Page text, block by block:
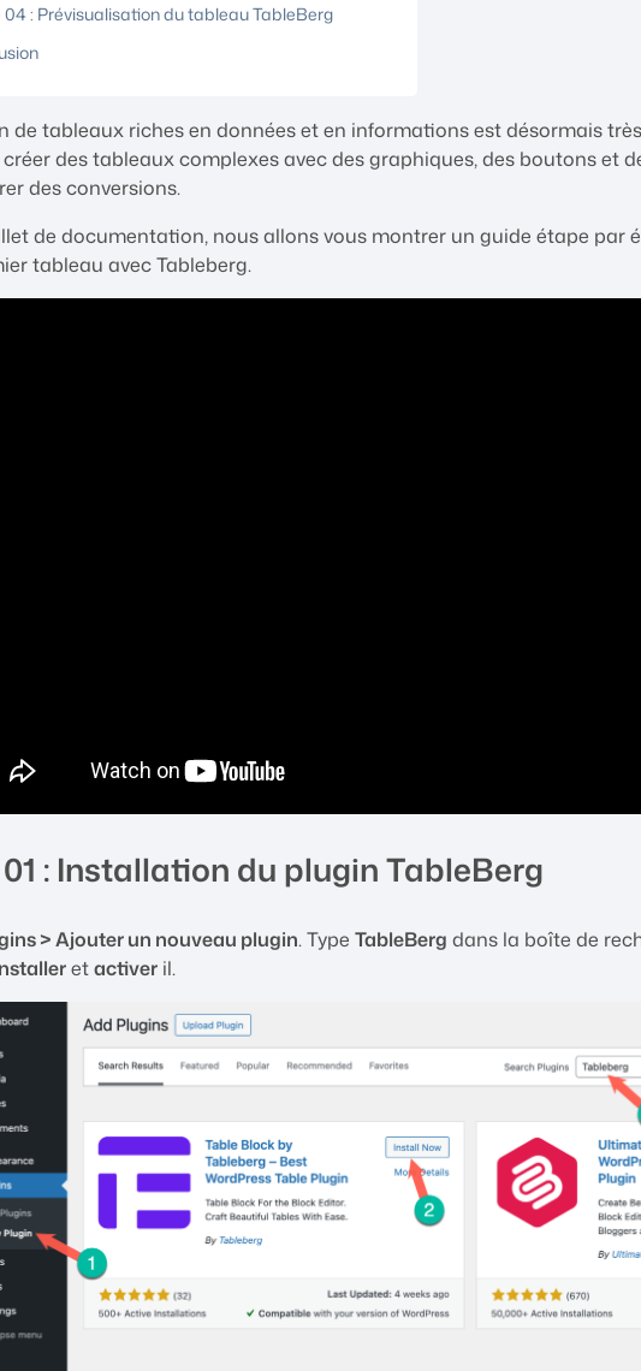
04 : Prévisualisation du tableau TableBerg
de tableaux riches en données et en informations est désormais
des tableaux complexes avec des graphiques, des boutons et
des conversions.
de documentation, nous allons vous montrer un guide étape par
tableau avec Tableberg.
: Installation du plugin TableBerg
> Ajouter un nouveau plugin. TypeTableBerg dans la boîte de
etactiver il.